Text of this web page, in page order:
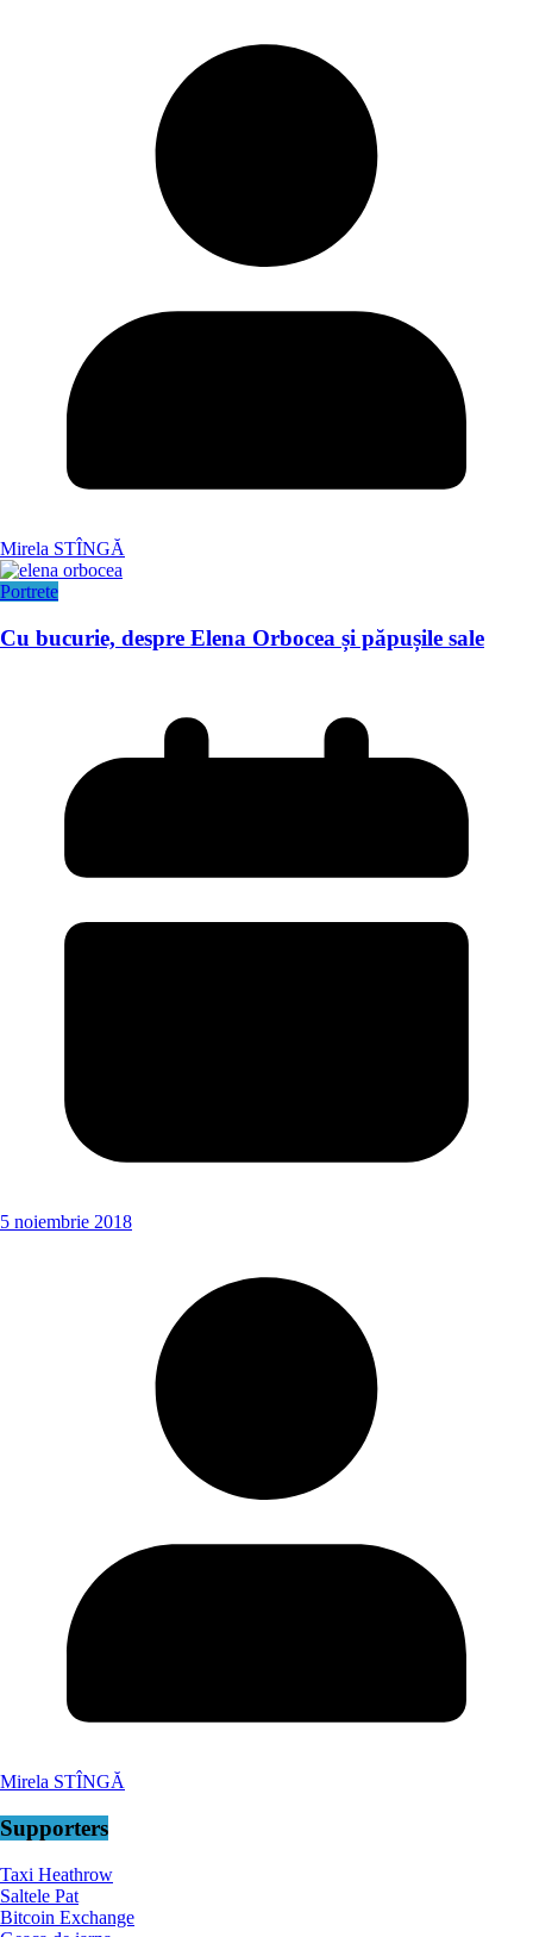
Mirela STÎNGĂ
Portrete
Cu bucurie, despre Elena Orbocea și păpușile sale
5 noiembrie 2018
Mirela STÎNGĂ
Supporters
Taxi Heathrow
Saltele Pat
Bitcoin Exchange